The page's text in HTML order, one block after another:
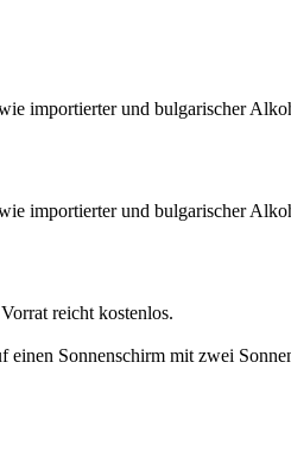
importierter und bulgarischer
importierter und bulgarischer
reicht kostenlos.
Sonnenschirm mit zwei